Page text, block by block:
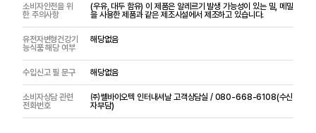
소비자안전을 위
한 주의사항
(우유, 대두 함유) 이 제품은 알레르기 발생 가능성이 있는 밀, 메밀
을 사용한 제품과 같은 제조시설에서 제조하고 있습니다.
유전자변형건강기
능식품 해당 여부
해당없음
수입신고 필 문구 해당없음
소비자상담 관련
전화번호
㈜쎌바이오텍 인터내셔날 고객상담실 / 080-668-6108(수신
자부담)